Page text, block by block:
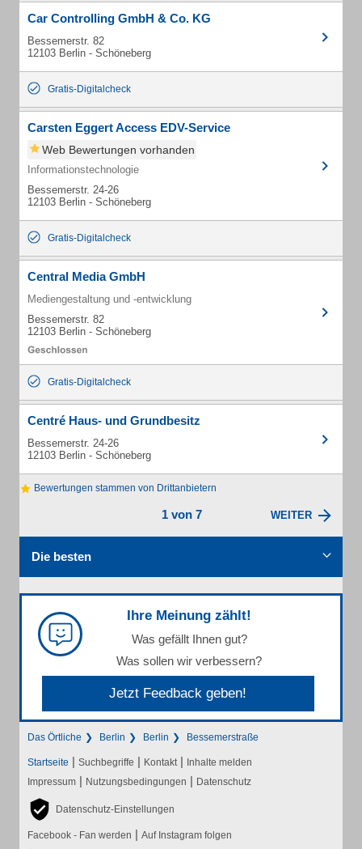
Car Controlling GmbH & Co. KG
Bessemerstr. 82
12103 Berlin - Schöneberg
Gratis-Digitalcheck
Carsten Eggert Access EDV-Service
Web Bewertungen vorhanden
Informationstechnologie
Bessemerstr. 24-26
12103 Berlin - Schöneberg
Gratis-Digitalcheck
Central Media GmbH
Mediengestaltung und -entwicklung
Bessemerstr. 82
12103 Berlin - Schöneberg
Gratis-Digitalcheck
Centré Haus- und Grundbesitz
Bessemerstr. 24-26
12103 Berlin - Schöneberg
Bewertungen stammen von Drittanbietern
1 von 7 WEITER
Die besten
Ihre Meinung zählt!
Was gefällt Ihnen gut?
Was sollen wir verbessern?
Jetzt Feedback geben!
Das Örtliche Berlin Berlin Bessemerstraße
Startseite | Suchbegriffe | Kontakt | Inhalte melden
Impressum | Nutzungsbedingungen | Datenschutz
Datenschutz-Einstellungen
Facebook - Fan werden | Auf Instagram folgen